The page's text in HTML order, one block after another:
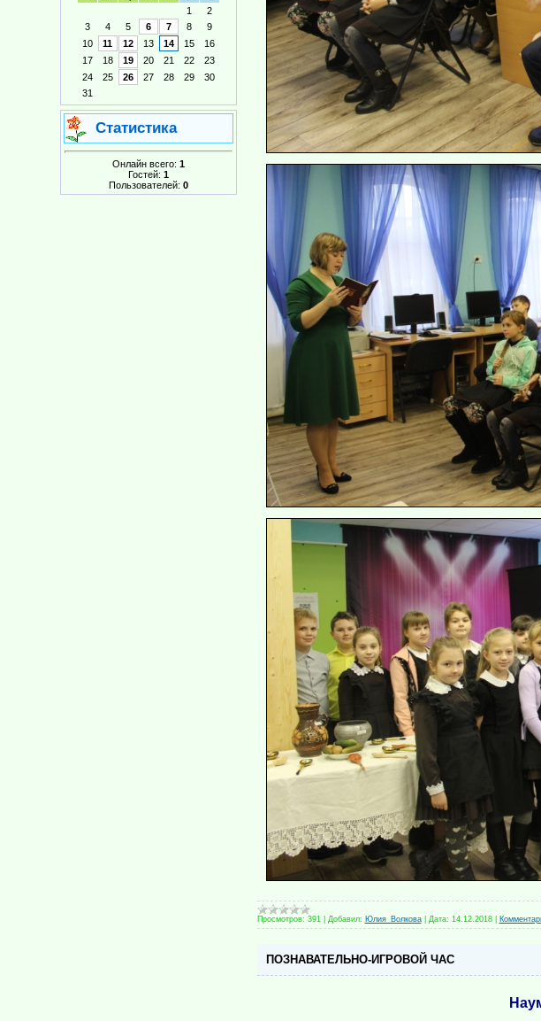
1
2
3
4 5 6 7 8
9
10
11 12 13 14 15
16
17
18 19 20 21 22
23
24
25 26 27 28 29
30
31
Статистика
Онлайн всего: 1
Гостей: 1
Пользователей: 0
Просмотров: 391 Добавил: Юлия_Волкова Дата: 14.12.2018
ПОЗНАВАТЕЛЬНО-ИГРОВОЙ ЧАС